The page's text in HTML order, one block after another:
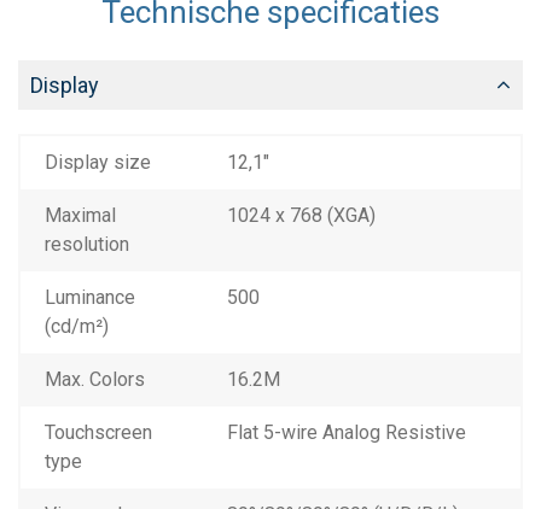
Technische specificaties
Display
Display size 12,1"
Maximal
resolution
1024 x 768 (XGA)
Luminance
(cd/m²)
500
Max. Colors 16.2M
Touchscreen
type
Flat 5-wire Analog Resistive